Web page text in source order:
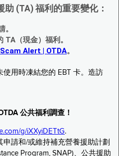
助 (TA) 福利的重要變化：
TA（現金）福利。
Alert | OTDA。
用時凍結您的 EBT 卡。造訪
公共福利調查！
g/iXXyiDETtG.
請和/或維持補充營養援助計劃
Program, SNAP)、公共援助